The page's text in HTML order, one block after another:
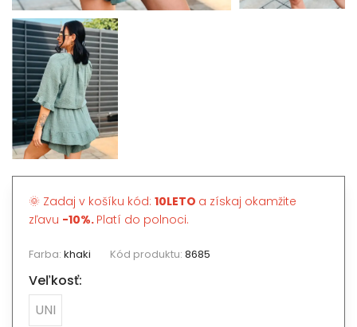
🌞 Zadaj v košíku kód: 10LETO a získaj okamžite
zľavu -10%. Platí do polnoci.
Farba: khaki Kód produktu: 8685
Veľkosť:
UNI